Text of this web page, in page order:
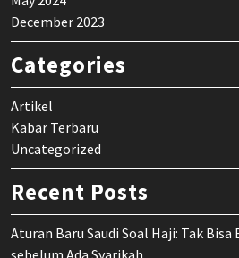
December 2023
Categories
Artikel
Kabar Terbaru
Uncategorized
Recent Posts
Aturan Baru Saudi Soal Haji: Tak